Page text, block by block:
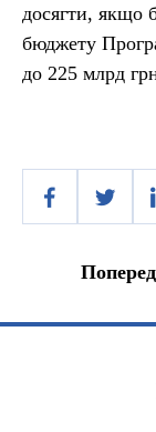
досягти, якщо
бюджету
до 225 млрд